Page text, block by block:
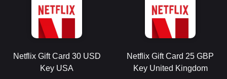
Netflix Gift Card 30 USD
Key USA
Netflix Gift Card 25 GBP
Key United Kingdom